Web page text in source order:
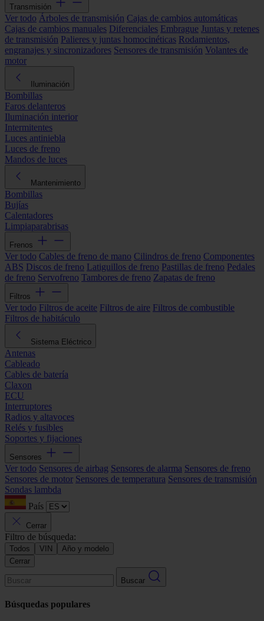
Transmisión
Ver todo Árboles de transmisión Cajas de cambios automáticas
Cajas de cambios manuales Diferenciales Embrague Juntas y retenes
de transmisión Palieres y juntas homocinéticas Rodamientos,
engranajes y sincronizadores Sensores de transmisión Volantes de
motor
Iluminación
Bombillas
Faros delanteros
Iluminación interior
Intermitentes
Luces antiniebla
Luces de freno
Mandos de luces
Mantenimiento
Bombillas
Bujías
Calentadores
Limpiaparabrisas
Frenos
Ver todo Cables de freno de mano Cilindros de freno Componentes
ABS Discos de freno Latiguillos de freno Pastillas de freno Pedales
de freno Servofreno Tambores de freno Zapatas de freno
Filtros
Ver todo Filtros de aceite Filtros de aire Filtros de combustible
Filtros de habitáculo
Sistema Eléctrico
Antenas
Cableado
Cables de batería
Claxon
ECU
Interruptores
Radios y altavoces
Relés y fusibles
Soportes y fijaciones
Sensores
Ver todo Sensores de airbag Sensores de alarma Sensores de freno
Sensores de motor Sensores de temperatura Sensores de transmisión
Sondas lambda
País
Cerrar
Filtro de búsqueda:
Todos VIN
Año y modelo
Cerrar
Buscar
Búsquedas populares